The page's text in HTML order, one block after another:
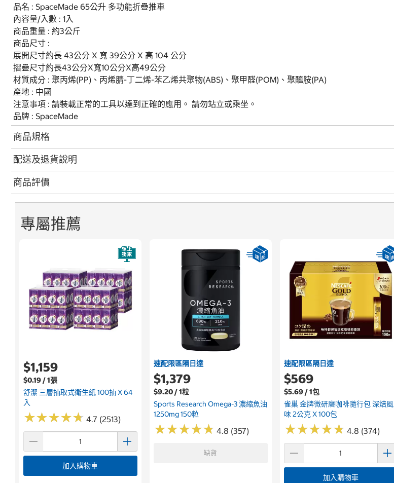
品名 : SpaceMade 65公升 多功能折疊推車
內容量/入數 : 1入
商品重量 : 約3公斤
商品尺寸 :
展開尺寸約長 43公分 X 寬 39公分 X 高 104 公分
摺疊尺寸約長43公分X寬10公分X高49公分
材質成分 : 聚丙烯(PP)、丙烯腈-丁二烯-苯乙烯共聚物(ABS)、聚甲醛(POM)、聚醯胺(PA)
產地 : 中國
注意事項 : 請裝載正常的工具以達到正確的應用。 請勿站立或乘坐。
品牌 : SpaceMade
商品規格
配送及退貨說明
商品評價
專屬推薦
$1,159
$0.19 / 1張
舒潔 三層抽取式衛生紙 100抽 X 64
入
★★★★★
★★★★★ 4.7 (2513)
加入購物車
速配限區隔日達
$1,379
$9.20 / 1粒
Sports Research Omega-3 濃縮魚油
1250mg 150粒
★★★★★
★★★★★ 4.8 (357)
缺貨
速配限區隔日達
$569
$5.69 / 1包
雀巢 金牌微研磨咖啡隨行包 深焙風
味 2公克 X 100包
★★★★★
★★★★★ 4.8 (374)
加入購物車